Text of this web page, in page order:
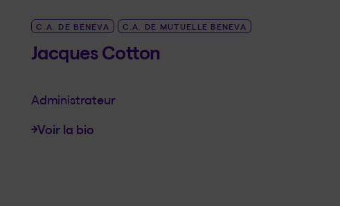
C.A. DE BENEVA C.A. DE MUTUELLE BENEVA
Jacques Cotton
Administrateur
Voir la bio
LINK_SR_DE Jacques Cotton